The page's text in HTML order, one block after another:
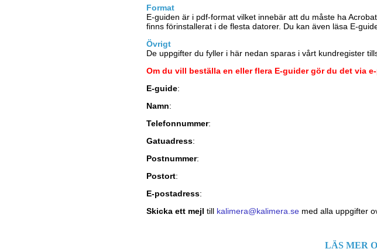
Format
E-guiden är i pdf-format vilket innebär att du måste ha
finns förinstallerat i de flesta datorer. Du kan även läsa E-
Övrigt
De uppgifter du fyller i här nedan sparas i vårt kundregister
Om du vill beställa en eller flera E-guider gör du det via
E-guide:
Namn:
Telefonnummer:
Gatuadress:
Postnummer:
Postort:
E-postadress:
Skicka ett mejl till kalimera@kalimera.se med alla uppgifter
LÄS MER